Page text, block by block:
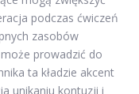
podczas ćwiczeń
zasobów
prowadzić do
ta kładzie akcent
unikaniu kontuzji i